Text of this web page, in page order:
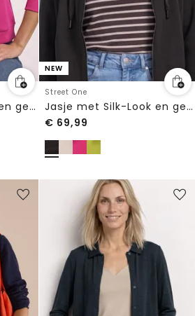
Jasje met Silk-Look en geribde details
NEW
Street One
Jasje met Silk-Look en geribde details
€ 69,99